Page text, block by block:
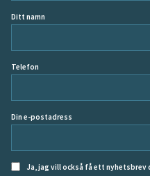
Ditt namn
Telefon
Din e-postadress
Ja, jag vill också få ett nyhetsbrev